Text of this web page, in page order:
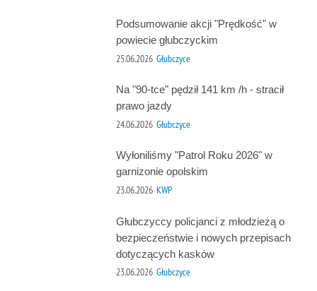
Podsumowanie akcji "Prędkość" w
powiecie głubczyckim
25.06.2026 Głubczyce
Na "90-tce" pędził 141 km /h - stracił
prawo jazdy
24.06.2026 Głubczyce
Wyłoniliśmy "Patrol Roku 2026" w
garnizonie opolskim
23.06.2026 KWP
Głubczyccy policjanci z młodzieżą o
bezpieczeństwie i nowych przepisach
dotyczących kasków
23.06.2026 Głubczyce